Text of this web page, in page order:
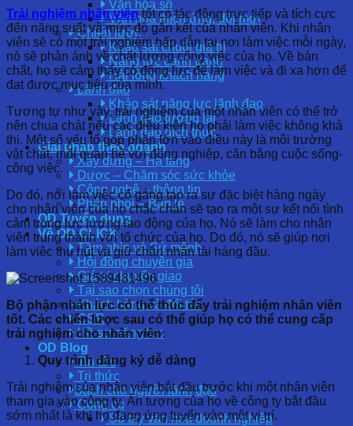
Văn hóa số
Văn hóa thích ứng, đổi mới
Chiến lược
Khảo sát chuỗi giá trị
Năng lực cạnh tranh
Hài lòng khách hàng
Lãnh đạo
Khảo sát năng lực lãnh đạo
Lãnh đạo tương lai
Lãnh đạo đích thực
Giải pháp theo ngành
Xây dựng – Hạ tầng
Dược – Chăm sóc sức khỏe
Công nghệ – thông tin
Phân phối – Bán lẻ
OD Tuyển dụng
Về OD CLICK
Tầm nhìn và Sứ mệnh
Hội đồng chuyên gia
Giá trị chuyển giao
Tại sao chọn chúng tôi
Khách hàng và đối tác
CSR
Hồ sơ năng lực
OD Blog
Tin tức
Tri thức
Sách cho người lãnh đạo
Công cụ
Sổ tay văn hóa doanh nghiệp
Trải nghiệm nhân viêntốt có tác động trực tiếp và tích cực
đến năng suất và mức độ gắn kết của nhân viên. Khi nhân
viên sẽ có một trải nghiệm hấp dẫn tại nơi làm việc mỗi ngày,
nó sẽ phản ánh về chất lượng công việc của họ. Về bản
chất, họ sẽ cảm thấy có động lực để làm việc và đi xa hơn để
đạt được mục tiêu của mình.
Tương tự như vậy, trải nghiệm của một nhân viên có thể trở
nên chua chát nếu các điều kiện họ phải làm việc không khả
thi. Một số yếu tố góp phần lớn vào điều này là môi trường
vật chất, mối quan hệ với đồng nghiệp, cân bằng cuộc sống-
công việc.
Do đó, nơi làm việc cố gắng tạo ra sự đặc biệt hàng ngày
cho nhân viên của họ chắc chắn sẽ tạo ra một sự kết nối tình
cảm trong lực lượng lao động của họ. Nó sẽ làm cho nhân
viên trung thành với tổ chức của họ. Do đó, nó sẽ giúp nơi
làm việc thu hút và giữ chân nhân tài hàng đầu.
Bộ phận nhân lực có thể thúc đẩy trải nghiệm nhân viên
tốt. Các chiến lược sau có thể giúp họ có thể cung cấp
trải nghiệm cho nhân viên:
Quy trình đăng ký dễ dàng
Trải nghiệm của nhân viên bắt đầu trước khi một nhân viên
tham gia vào công ty. Ấn tượng của họ về công ty bắt đầu
sớm nhất là khi họ đang ứng tuyển vào một vị trí.